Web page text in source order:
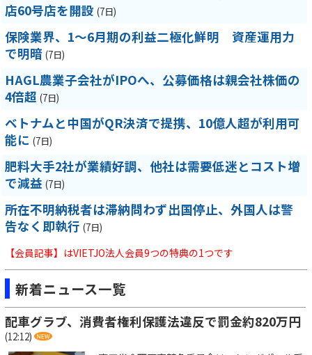
店60号店を開設 (7日)
保険業界、1～6月期の利益二極化鮮明 資産運用力
で明暗 (7日)
HAGL農業子会社がIPOへ、公募価格は親会社株価の
4倍超 (7日)
ベトナムと中国がQR決済で提携、10億人超が利用可
能に (7日)
肥料大手2社が業績好調、他社は需要低迷とコスト増
で減益 (7日)
所在不明納税者は滞納問わず出国停止、外国人は警
告なく即執行 (7日)
【会員記事】はVIETJO法人会員9つの特典の1つです
新着ニュース一覧
配車グラブ、消費者権利保護法違反で罰金約820万円
(12:12)